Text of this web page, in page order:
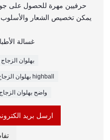
حرفيين مهرة للحصول على
* غسالة
بهلوان
بهلوان الزجاج واضحة highball
واضح بهلوان
ارسل بريد